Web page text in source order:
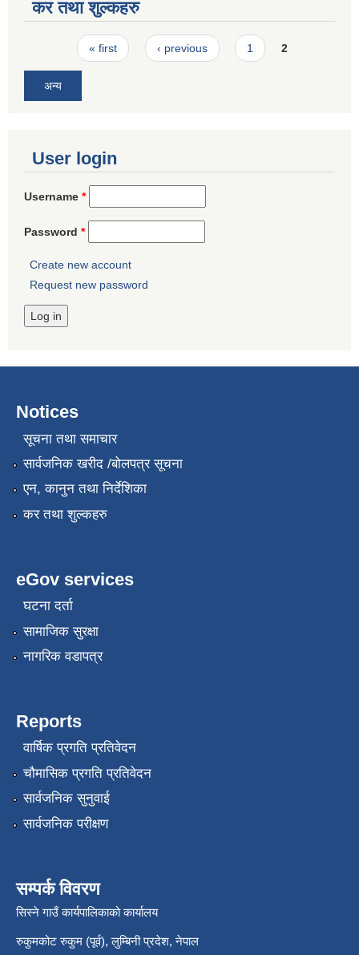
कर तथा शुल्कहरु
Pages« first ‹ previous 1 2
अन्य
User login
Username *
Password *
Create new account
Request new password
Notices
सूचना तथा समाचार
सार्वजनिक खरीद /बोलपत्र सूचना
एन, कानुन तथा निर्देशिका
कर तथा शुल्कहरु
eGov services
घटना दर्ता
सामाजिक सुरक्षा
नागरिक वडापत्र
Reports
वार्षिक प्रगति प्रतिवेदन
चौमासिक प्रगति प्रतिवेदन
सार्वजनिक सुनुवाई
सार्वजनिक परीक्षण
सम्पर्क विवरण
सिस्ने गाउँ कार्यपालिकाको कार्यालय
रुकुमकोट रुकुम (पूर्व), लुम्बिनी प्रदेश, नेपाल